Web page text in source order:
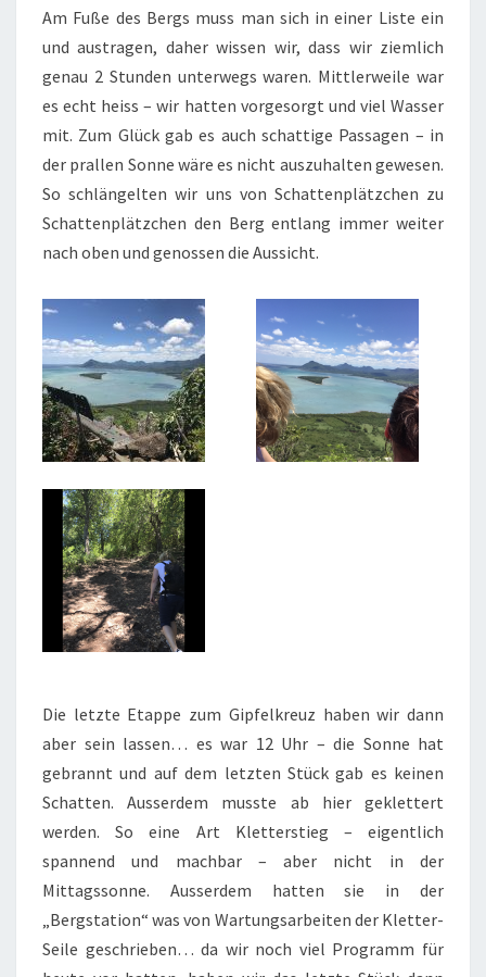
Am Fuße des Bergs muss man sich in einer Liste ein
und austragen, daher wissen wir, dass wir ziemlich
genau 2 Stunden unterwegs waren. Mittlerweile war
es echt heiss – wir hatten vorgesorgt und viel Wasser
mit. Zum Glück gab es auch schattige Passagen – in
der prallen Sonne wäre es nicht auszuhalten gewesen.
So schlängelten wir uns von Schattenplätzchen zu
Schattenplätzchen den Berg entlang immer weiter
nach oben und genossen die Aussicht.
Die letzte Etappe zum Gipfelkreuz haben wir dann
aber sein lassen… es war 12 Uhr – die Sonne hat
gebrannt und auf dem letzten Stück gab es keinen
Schatten. Ausserdem musste ab hier geklettert
werden. So eine Art Kletterstieg – eigentlich
spannend und machbar – aber nicht in der
Mittagssonne. Ausserdem hatten sie in der
„Bergstation“ was von Wartungsarbeiten der Kletter-
Seile geschrieben… da wir noch viel Programm für